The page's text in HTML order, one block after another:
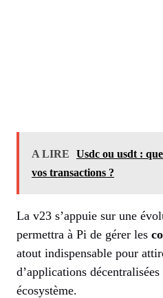
A LIRE
Usdc ou usdt :
vos transactions ?
La v23 s’appuie sur une
permettra à Pi de gérer les
atout indispensable pour
d’applications
écosystème.